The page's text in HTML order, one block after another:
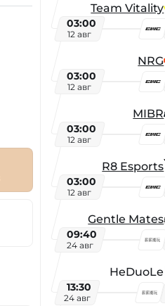
Team Vitality
03:00
12 авг
NRG
03:00
12 авг
MIBR
03:00
12 авг
R8 Esports
03:00
12 авг
Gentle Mates
09:40
24 авг
HeDuoLe
13:30
24 авг